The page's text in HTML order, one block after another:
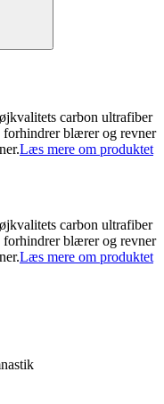
carbon ultrafiber
forhindrer blærer og revner
Læs mere om produktet
carbon ultrafiber
forhindrer blærer og revner
Læs mere om produktet